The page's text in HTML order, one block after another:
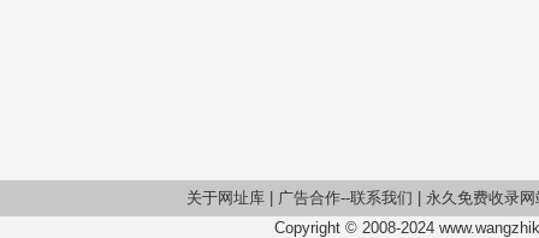
关于网址库| 广告合作--联系我们
永久免费收录网
Copyright © 2008-2024